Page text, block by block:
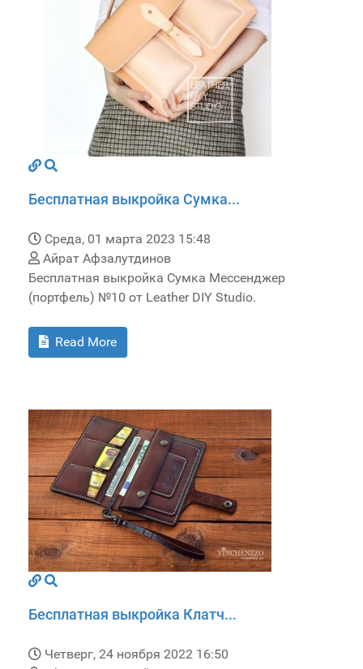
Бесплатная выкройка Сумка...
Среда, 01 марта 2023 15:48
Айрат Афзалутдинов
Бесплатная выкройка Сумка Мессенджер
(портфель) №10 от Leather DIY Studio.
Read More
Бесплатная выкройка Клатч...
Четверг, 24 ноября 2022 16:50